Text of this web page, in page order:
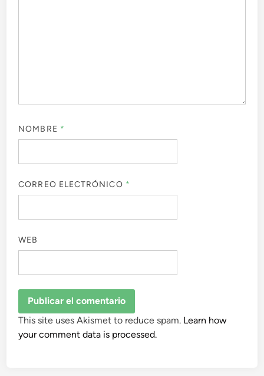
NOMBRE *
CORREO ELECTRÓNICO *
WEB
This site uses Akismet to reduce spam. Learn how
your comment data is processed.